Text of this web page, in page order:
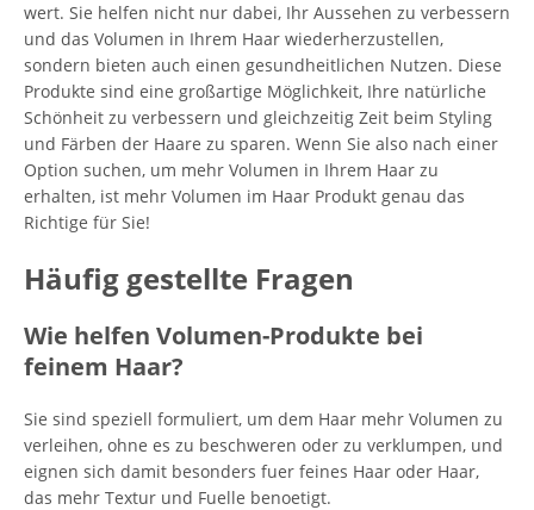
wert. Sie helfen nicht nur dabei, Ihr Aussehen zu verbessern
und das Volumen in Ihrem Haar wiederherzustellen,
sondern bieten auch einen gesundheitlichen Nutzen. Diese
Produkte sind eine großartige Möglichkeit, Ihre natürliche
Schönheit zu verbessern und gleichzeitig Zeit beim Styling
und Färben der Haare zu sparen. Wenn Sie also nach einer
Option suchen, um mehr Volumen in Ihrem Haar zu
erhalten, ist mehr Volumen im Haar Produkt genau das
Richtige für Sie!
Häufig gestellte Fragen
Wie helfen Volumen-Produkte bei
feinem Haar?
Sie sind speziell formuliert, um dem Haar mehr Volumen zu
verleihen, ohne es zu beschweren oder zu verklumpen, und
eignen sich damit besonders fuer feines Haar oder Haar,
das mehr Textur und Fuelle benoetigt.